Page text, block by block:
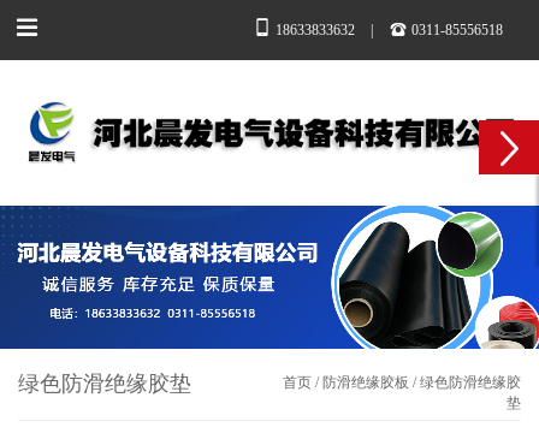
18633833632 0311-85556518
绿色防滑绝缘胶垫 首页 /防滑绝缘胶板 /绿色防滑绝缘胶
垫